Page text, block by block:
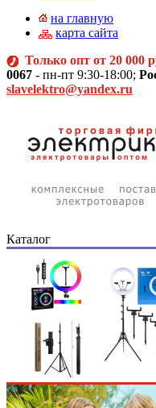
на главную
карта сайта
Только опт от 20 000
0067 - пн-пт 9:30-18:00;
slavelektro@yandex.ru
Каталог